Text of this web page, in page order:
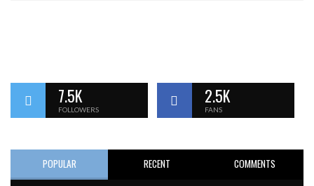
7.5K
FOLLOWERS
2.5K
FANS
POPULAR RECENT COMMENTS